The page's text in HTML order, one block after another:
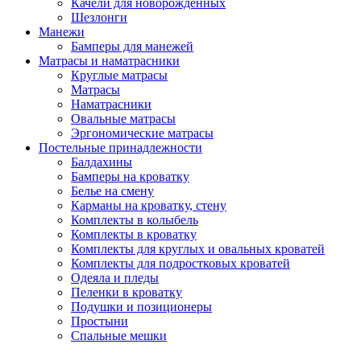
Качели для новорожденных
Шезлонги
Манежи
Бамперы для манежей
Матрасы и наматрасники
Круглые матрасы
Матрасы
Наматрасники
Овальные матрасы
Эргономические матрасы
Постельные принадлежности
Балдахины
Бамперы на кроватку
Белье на смену
Карманы на кроватку, стену
Комплекты в колыбель
Комплекты в кроватку
Комплекты для круглых и овальных кроватей
Комплекты для подростковых кроватей
Одеяла и пледы
Пеленки в кроватку
Подушки и позиционеры
Простыни
Спальные мешки